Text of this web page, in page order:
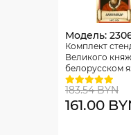
Модель:
Комплект
Великого
белорусском
183.54 BYN
161.00